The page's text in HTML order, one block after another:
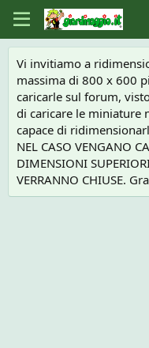
Vi invitiamo a
massima di 800 x 600
caricarle sul forum,
di caricare le miniature
capace di
NEL CASO VENGANO
DIMENSIONI
VERRANNO CHIUSE.